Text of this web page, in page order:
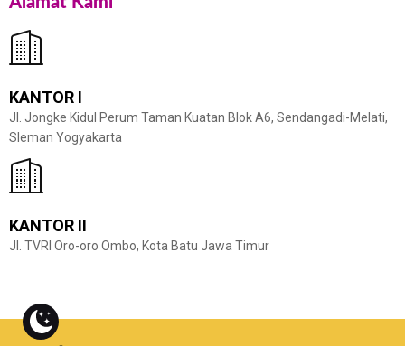
KANTOR I
Jl. Jongke Kidul Perum Taman Kuatan Blok A6, Sendangadi-Melati,
Sleman Yogyakarta
KANTOR II
Jl. TVRI Oro-oro Ombo, Kota Batu Jawa Timur